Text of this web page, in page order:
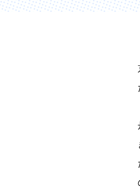
国際日本学
プロダクト